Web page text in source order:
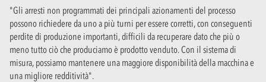
"Gli arresti non programmati dei principali azionamenti del processo
possono richiedere da uno a più turni per essere corretti, con conseguenti
perdite di produzione importanti, difficili da recuperare dato che più o
meno tutto ciò che produciamo è prodotto venduto. Con il sistema di
misura, possiamo mantenere una maggiore disponibilità della macchina e
una migliore redditività".